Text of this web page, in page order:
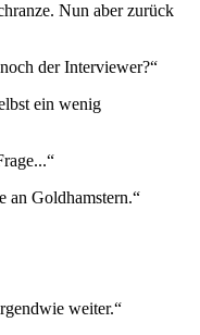
Nun aber zurück
der Interviewer?“
ein wenig
an Goldhamstern.“
weiter.“